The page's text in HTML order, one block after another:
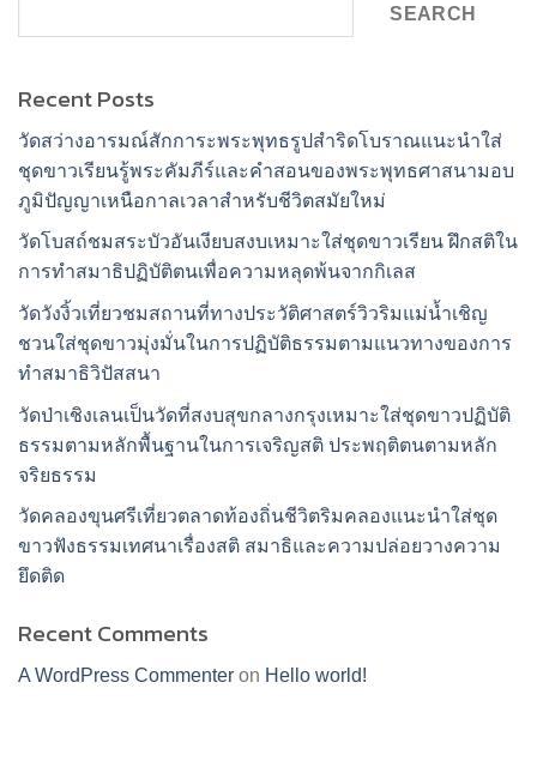
SEARCH
Recent Posts
วัดสว่างอารมณ์สักการะพระพุทธรูปสำริดโบราณแนะนำใส่
ชุดขาวเรียนรู้พระคัมภีร์และคำสอนของพระพุทธศาสนามอบ
ภูมิปัญญาเหนือกาลเวลาสำหรับชีวิตสมัยใหม่
วัดโบสถ์ชมสระบัวอันเงียบสงบเหมาะใส่ชุดขาวเรียน ฝึกสติใน
การทำสมาธิปฏิบัติตนเพื่อความหลุดพ้นจากกิเลส
วัดวังงิ้วเที่ยวชมสถานที่ทางประวัติศาสตร์วิวริมแม่น้ำเชิญ
ชวนใส่ชุดขาวมุ่งมั่นในการปฏิบัติธรรมตามแนวทางของการ
ทำสมาธิวิปัสสนา
วัดป่าเชิงเลนเป็นวัดที่สงบสุขกลางกรุงเหมาะใส่ชุดขาวปฏิบัติ
ธรรมตามหลักพื้นฐานในการเจริญสติ ประพฤติตนตามหลัก
จริยธรรม
วัดคลองขุนศรีเที่ยวตลาดท้องถิ่นชีวิตริมคลองแนะนำใส่ชุด
ขาวฟังธรรมเทศนาเรื่องสติ สมาธิและความปล่อยวางความ
ยึดติด
Recent Comments
A WordPress Commenter on Hello world!